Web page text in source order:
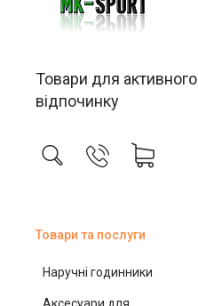
Товари для активного
відпочинку
Товари та послуги
Наручні годинники